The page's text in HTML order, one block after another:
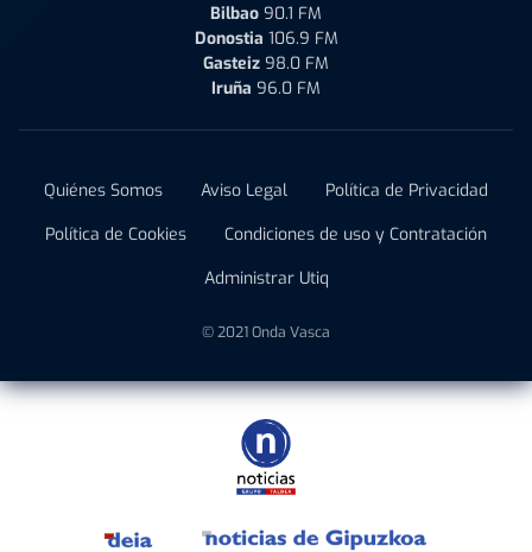
Bilbao 90.1 FM
Donostia 106.9 FM
Gasteiz 98.0 FM
Iruña 96.0 FM
Quiénes Somos Aviso Legal
Política de Privacidad
Política de Cookies
Condiciones de uso y Contratación
Administrar Utiq
© 2021 Onda Vasca